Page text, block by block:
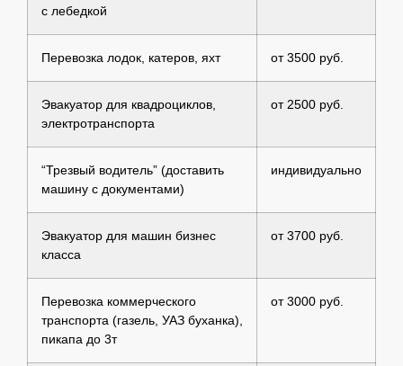
с лебедкой
Перевозка лодок, катеров, яхт от 3500 руб.
Эвакуатор для квадроциклов,
электротранспорта
от 2500 руб.
“Трезвый водитель” (доставить
машину с документами)
индивидуально
Эвакуатор для машин бизнес
класса
от 3700 руб.
Перевозка коммерческого
транспорта (газель, УАЗ буханка),
пикапа до 3т
от 3000 руб.